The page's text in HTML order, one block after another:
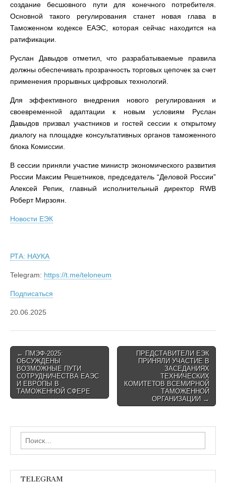
создание бесшовного пути для конечного потребителя.
Основной такого регулирования станет новая глава в
Таможенном кодексе ЕАЭС, которая сейчас находится на
ратификации.
Руслан Давыдов отметил, что разрабатываемые правила
должны обеспечивать прозрачность торговых цепочек за счет
применения прорывных цифровых технологий.
Для эффективного внедрения нового регулирования и
своевременной адаптации к новым условиям Руслан
Давыдов призвал участников и гостей сессии к открытому
диалогу на площадке консультативных органов таможенного
блока Комиссии.
В сессии приняли участие министр экономического развития
России Максим Решетников, председатель “Деловой России”
Алексей Репик, главный исполнительный директор RWB
Роберт Мирзоян.
Новости ЕЭК
РТА: НАУКА
Telegram: https://t.me/teloneum
Подписаться
20.06.2025
Post
navigation
← ПМЭФ-2025:
ОБСУЖДЕНЫ
ВОЗМОЖНЫЕ ПУТИ
СОТРУДНИЧЕСТВА ЕАЭС
И ЕВРОПЫ В
ТАМОЖЕННОЙ СФЕРЕ
ПРЕДСТАВИТЕЛИ ЕЭК
ПРИНЯЛИ УЧАСТИЕ В
ЗАСЕДАНИЯХ
ТЕХНИЧЕСКИХ
КОМИТЕТОВ ВСЕМИРНОЙ
ТАМОЖЕННОЙ
ОРГАНИЗАЦИИ →
Найти:
TELEGRAM